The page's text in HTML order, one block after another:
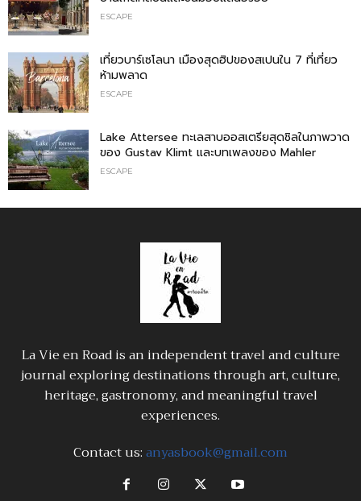
ESCAPE
เที่ยวบาร์เซโลนา เมืองสุดฮิปของสเปนใน 7 ที่เที่ยว
ห้ามพลาด
ESCAPE
Lake Attersee ทะเลสาบออสเตรียสุดชิลในภาพวาด
ของ Gustav Klimt และบทเพลงของ Mahler
ESCAPE
La Vie en Road is an independent travel and culture
journal exploring destinations through art, culture,
heritage, gastronomy, and meaningful travel
experiences.
Contact us:anyasbook@gmail.com